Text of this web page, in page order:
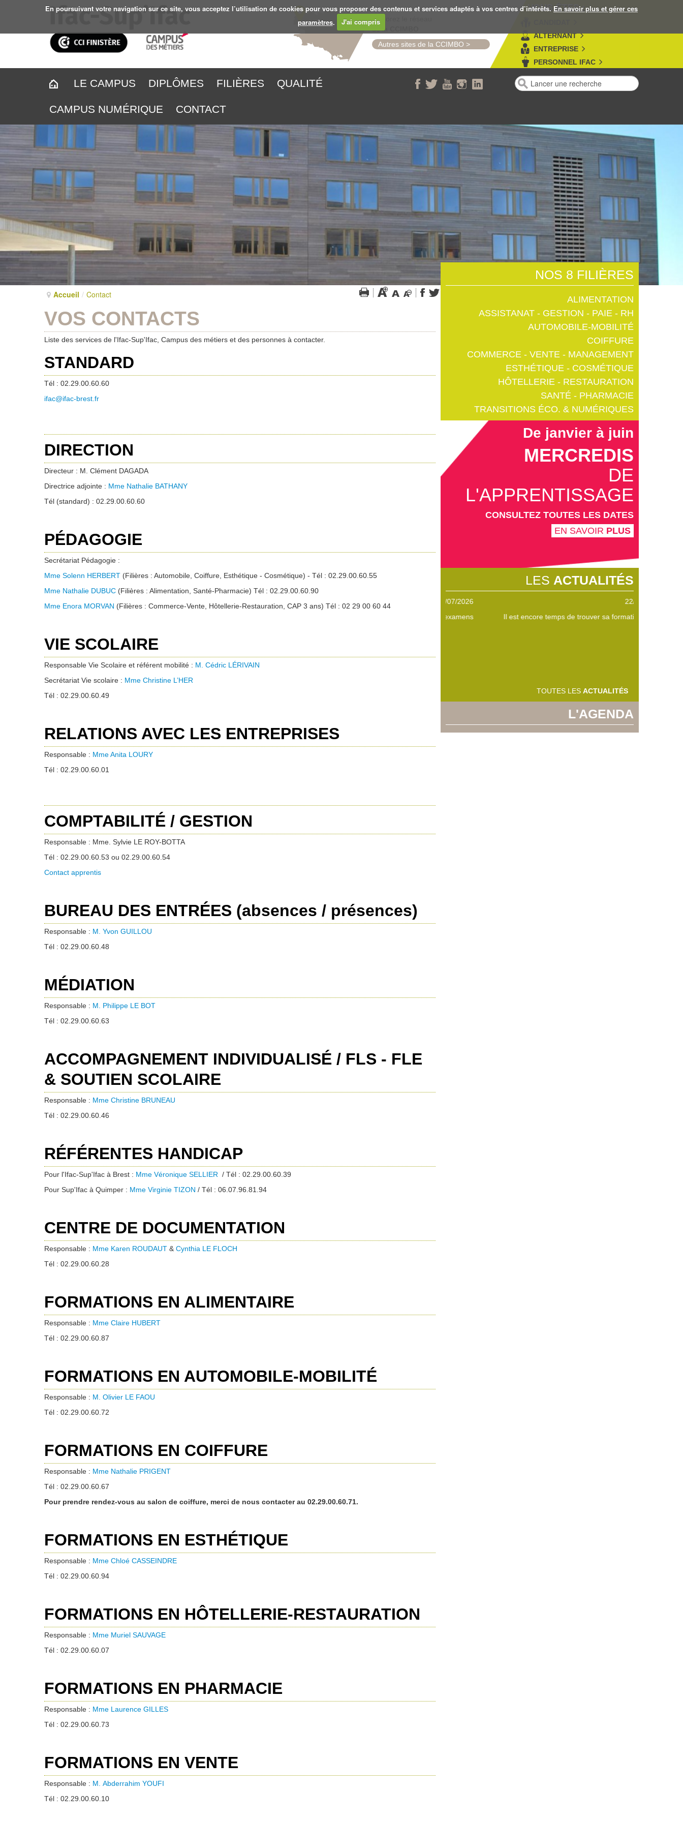
En poursuivant votre navigation sur ce site, vous acceptez l’utilisation de cookies pour vous proposer des contenus et services adaptés à vos centres d’intérêts. En savoir plus et gérer ces
paramètres. J'ai comprisExplorez le réseau
de la
Autres sites de la CCIMBO >
VOUS ÊTES :
ALTERNANT
ENTREPRISE
PERSONNEL IFAC
LE CAMPUS DIPLÔMES FILIÈRES QUALITÉ
CAMPUS NUMÉRIQUE CONTACT
Accueil / Contact
VOS CONTACTS
Liste des services de l'Ifac-Sup'Ifac, Campus des métiers et des personnes à contacter.
STANDARD
Tél : 02.29.00.60.60
ifac@ifac-brest.fr
DIRECTION
Directeur : M. Clément DAGADA
Directrice adjointe : Mme Nathalie BATHANY
Tél (standard) : 02.29.00.60.60
PÉDAGOGIE
Secrétariat Pédagogie :
Mme Solenn HERBERT (Filières : Automobile, Coiffure, Esthétique - Cosmétique) - Tél : 02.29.00.60.55
Mme Nathalie DUBUC (Filières : Alimentation, Santé-Pharmacie) Tél : 02.29.00.60.90
Mme Enora MORVAN (Filières : Commerce-Vente, Hôtellerie-Restauration, CAP 3 ans) Tél : 02 29 00 60 44
VIE SCOLAIRE
Responsable Vie Scolaire et référent mobilité : M. Cédric LÉRIVAIN
Secrétariat Vie scolaire : Mme Christine L’HER
Tél : 02.29.00.60.49
RELATIONS AVEC LES ENTREPRISES
Responsable : Mme Anita LOURY
Tél : 02.29.00.60.01
COMPTABILITÉ / GESTION
Responsable : Mme. Sylvie LE ROY-BOTTA
Tél : 02.29.00.60.53 ou 02.29.00.60.54
Contact apprentis
BUREAU DES ENTRÉES (absences / présences)
Responsable : M. Yvon GUILLOU
Tél : 02.29.00.60.48
MÉDIATION
Responsable : M. Philippe LE BOT
Tél : 02.29.00.60.63
ACCOMPAGNEMENT INDIVIDUALISÉ / FLS - FLE
& SOUTIEN SCOLAIRE
Responsable : Mme Christine BRUNEAU
Tél : 02.29.00.60.46
RÉFÉRENTES HANDICAP
Pour l'Ifac-Sup'Ifac à Brest : Mme Véronique SELLIER / Tél : 02.29.00.60.39
Pour Sup'Ifac à Quimper : Mme Virginie TIZON / Tél : 06.07.96.81.94
CENTRE DE DOCUMENTATION
Responsable : Mme Karen ROUDAUT & Cynthia LE FLOCH
Tél : 02.29.00.60.28
FORMATIONS EN ALIMENTAIRE
Responsable : Mme Claire HUBERT
Tél : 02.29.00.60.87
FORMATIONS EN AUTOMOBILE-MOBILITÉ
Responsable : M. Olivier LE FAOU
Tél : 02.29.00.60.72
FORMATIONS EN COIFFURE
Responsable : Mme Nathalie PRIGENT
Tél : 02.29.00.60.67
Pour prendre rendez-vous au salon de coiffure, merci de nous contacter au 02.29.00.60.71.
FORMATIONS EN ESTHÉTIQUE
Responsable : Mme Chloé CASSEINDRE
Tél : 02.29.00.60.94
FORMATIONS EN HÔTELLERIE-RESTAURATION
Responsable : Mme Muriel SAUVAGE
Tél : 02.29.00.60.07
FORMATIONS EN PHARMACIE
Responsable : Mme Laurence GILLES
Tél : 02.29.00.60.73
FORMATIONS EN VENTE
Responsable : M. Abderrahim YOUFI
Tél : 02.29.00.60.10
NOS 8 FILIÈRES
ALIMENTATION
ASSISTANAT - GESTION - PAIE - RH
AUTOMOBILE-MOBILITÉ
COIFFURE
COMMERCE - VENTE - MANAGEMENT
ESTHÉTIQUE - COSMÉTIQUE
HÔTELLERIE - RESTAURATION
SANTÉ - PHARMACIE
TRANSITIONS ÉCO. & NUMÉRIQUES
De janvier à juin
MERCREDIS
DE
L'APPRENTISSAGE
CONSULTEZ TOUTES LES DATES
EN SAVOIR PLUS
LES ACTUALITÉS
personne cherchant de l'information sur l'alternance
22/05/2026
Il est encore temps de trouver sa formation sup' !
TOUTES LES ACTUALITÉS
L'AGENDA